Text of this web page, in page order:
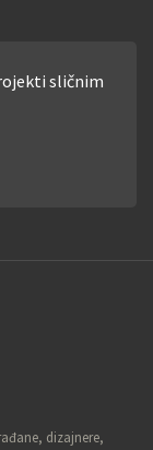
sličnim
dizajnere,